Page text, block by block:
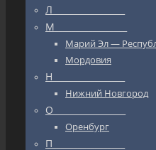
Л_________________
М_________________
Марий Эл —
Мордовия
Н_________________
Нижний Новгород
О_________________
Оренбург
П_________________